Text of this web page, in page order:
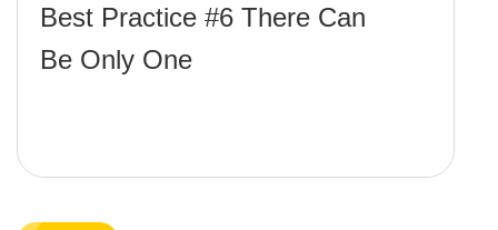
Best Practice #6 There Can
Be Only One